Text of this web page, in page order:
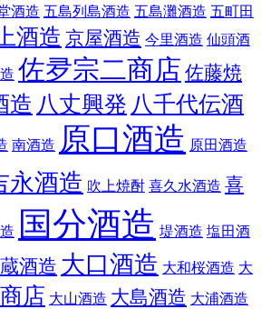
酒造 五島列島酒造 五島灘酒造 五町田
酒造 京屋酒造 今里酒造 仙頭酒
佐夛宗二商店 佐藤焼
造 八丈興発 八千代伝酒
南酒造 原口酒造 原田酒造
永酒造 吹上焼酎 喜久水酒造 喜
国分酒造 堤酒造 塩田酒
酒造 大口酒造 大和桜酒造 大
店 大山酒造 大島酒造 大浦酒造